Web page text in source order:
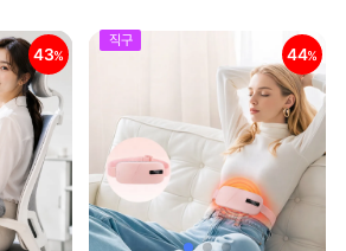
43%
직구
44%